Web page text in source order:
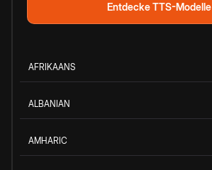
Entdecke TTS-Modelle
AFRIKAANS
ALBANIAN
AMHARIC